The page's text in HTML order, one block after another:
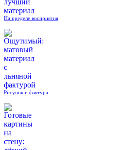
На пределе восприятия
Рисунок и фактура